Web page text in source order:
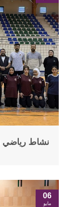
نشاط
06
مايو